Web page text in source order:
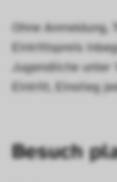
Ohne Anmeldung,
Eintrittspreis
Jugendliche unter
Eintritt, Einstieg
Besuch